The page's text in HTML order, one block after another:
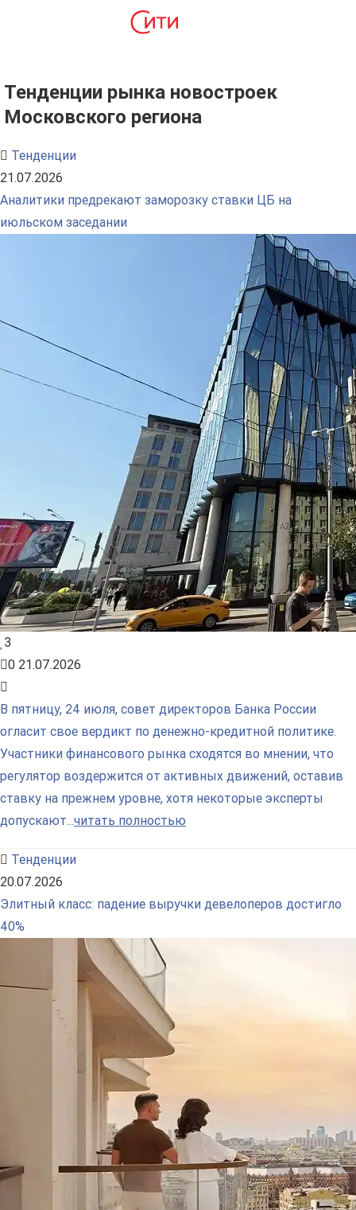
Тенденции рынка новостроек
Московского региона
Тенденции
21.07.2026
Аналитики предрекают заморозку ставки ЦБ на
июльском заседании
3
0 21.07.2026
В пятницу, 24 июля, совет директоров Банка России
огласит свое вердикт по денежно-кредитной политике.
Участники финансового рынка сходятся во мнении, что
регулятор воздержится от активных движений, оставив
ставку на прежнем уровне, хотя некоторые эксперты
допускают...читать полностью
Тенденции
20.07.2026
Элитный класс: падение выручки девелоперов достигло
40%